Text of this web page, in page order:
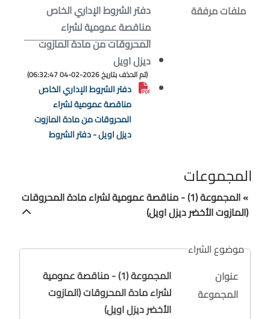
ملفات مرفقة
دفتر الشروط الإداري الخاص
مناقصة عمومية لشراء
المحروقات من مادة المازوت
ديزل اويل
(تم الحذف بتاريخ 2026-02-04 06:32:47)
دفتر الشروط الإداري الخاص
مناقصة عمومية لشراء
المحروقات من مادة المازوت
ديزل اويل - دفتر الشروط
المجموعات
» المجموعة (1) - مناقصة عمومية لشراء مادة المحروقات
(المازوت الأخضر ديزل اويل)
موضوع الشراء
عنوان
المجموعة
المجموعة (1) - مناقصة عمومية
لشراء مادة المحروقات (المازوت
الأخضر ديزل اويل)